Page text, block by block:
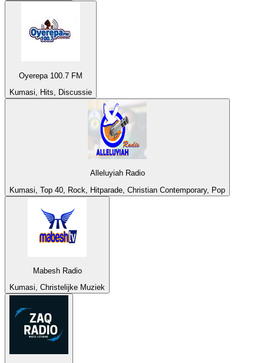
Oyerepa 100.7 FM
Kumasi, Hits, Discussie
Alleluyiah Radio
Kumasi, Top 40, Rock, Hitparade, Christian Contemporary, Pop
Mabesh Radio
Kumasi, Christelijke Muziek